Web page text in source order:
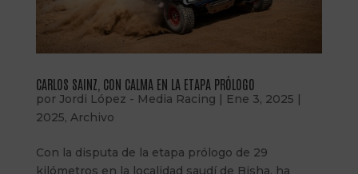
CARLOS SAINZ, CON CALMA EN LA ETAPA PRÓLOGO
por Jordi López - Media Racing | Ene 3, 2025 |
2025, Archivo
Con la disputa de la etapa prólogo de 29
kilómetros en la localidad saudí de Bisha, ha